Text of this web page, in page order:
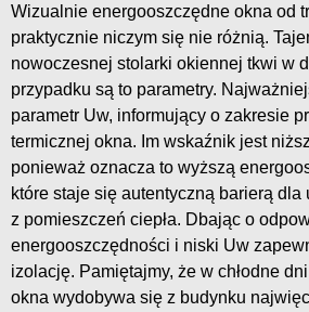
Wizualnie energooszczędne okna od
praktycznie niczym się nie różnią.
nowoczesnej stolarki okiennej tkwi w
przypadku są to parametry.
parametr Uw, informujący o zakresie
termicznej okna. Im wskaźnik jest
ponieważ oznacza to wyższą
które staje się autentyczną barierą dla
z pomieszczeń ciepła. Dbając o
energooszczędności i niski Uw
izolację. Pamiętajmy, że w chłodne
okna wydobywa się z budynku